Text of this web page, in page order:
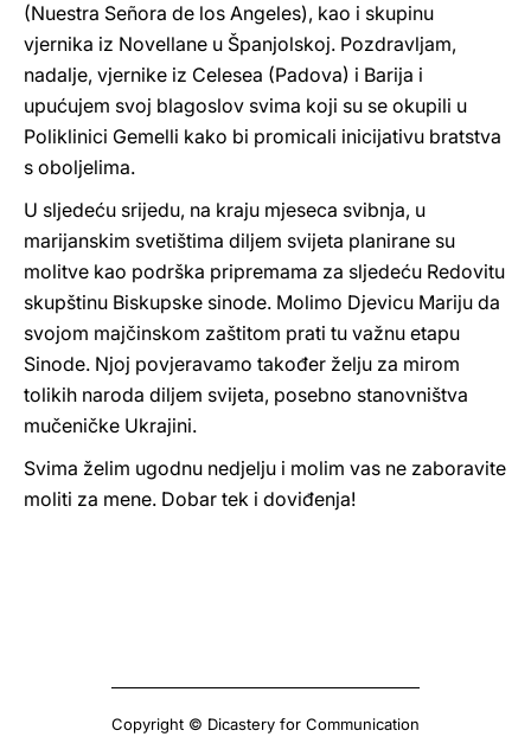
(Nuestra Señora de los Angeles), kao i skupinu
vjernika iz Novellane u Španjolskoj. Pozdravljam,
nadalje, vjernike iz Celesea (Padova) i Barija i
upućujem svoj blagoslov svima koji su se okupili u
Poliklinici Gemelli kako bi promicali inicijativu bratstva
s oboljelima.
U sljedeću srijedu, na kraju mjeseca svibnja, u
marijanskim svetištima diljem svijeta planirane su
molitve kao podrška pripremama za sljedeću Redovitu
skupštinu Biskupske sinode. Molimo Djevicu Mariju da
svojom majčinskom zaštitom prati tu važnu etapu
Sinode. Njoj povjeravamo također želju za mirom
tolikih naroda diljem svijeta, posebno stanovništva
mučeničke Ukrajini.
Svima želim ugodnu nedjelju i molim vas ne zaboravite
moliti za mene. Dobar tek i doviđenja!
Copyright © Dicastery for Communication